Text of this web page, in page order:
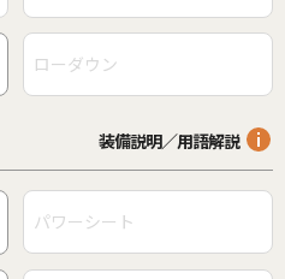
ローダウン
装備説明／用語解説
パワーシート